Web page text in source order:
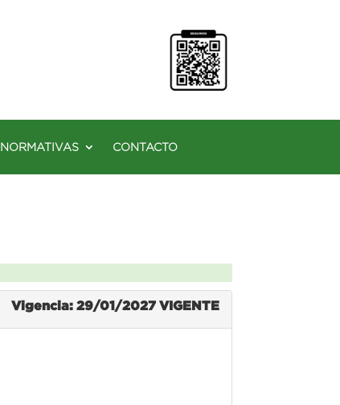
NORMATIVAS CONTACTO
Vigencia: 29/01/2027 VIGENTE